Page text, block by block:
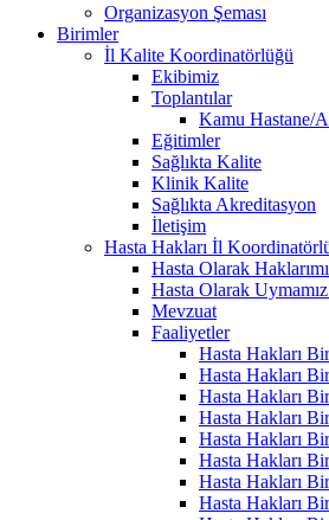
Organizasyon Şeması
Birimler
İl Kalite Koordinatörlüğü
Ekibimiz
Toplantılar
Kamu Hastane/
Eğitimler
Sağlıkta Kalite
Klinik Kalite
Sağlıkta Akreditasyon
İletişim
Hasta Hakları İl
Hasta Olarak
Hasta Olarak
Mevzuat
Faaliyetler
Hasta Hakları
Hasta Hakları
Hasta Hakları
Hasta Hakları
Hasta Hakları
Hasta Hakları
Hasta Hakları
Hasta Hakları